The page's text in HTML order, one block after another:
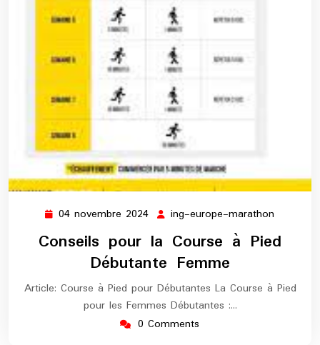
04 novembre 2024 04
novembre
2024
ing-europe-marathon
europe-
marathon
Conseils pour la Course à Pied
Débutante Femme
Article: Course à Pied pour Débutantes La Course à Pied
pour les Femmes Débutantes :…
0 Comments